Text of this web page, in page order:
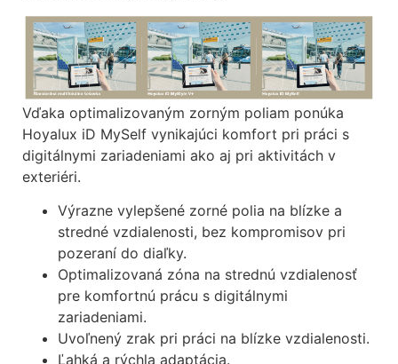
Vďaka optimalizovaným zorným poliam ponúka
Hoyalux iD MySelf vynikajúci komfort pri práci s
digitálnymi zariadeniami ako aj pri aktivitách v
exteriéri.
Výrazne vylepšené zorné polia na blízke a
stredné vzdialenosti, bez kompromisov pri
pozeraní do diaľky.
Optimalizovaná zóna na strednú vzdialenosť
pre komfortnú prácu s digitálnymi
zariadeniami.
Uvoľnený zrak pri práci na blízke vzdialenosti.
Ľahká a rýchla adaptácia.